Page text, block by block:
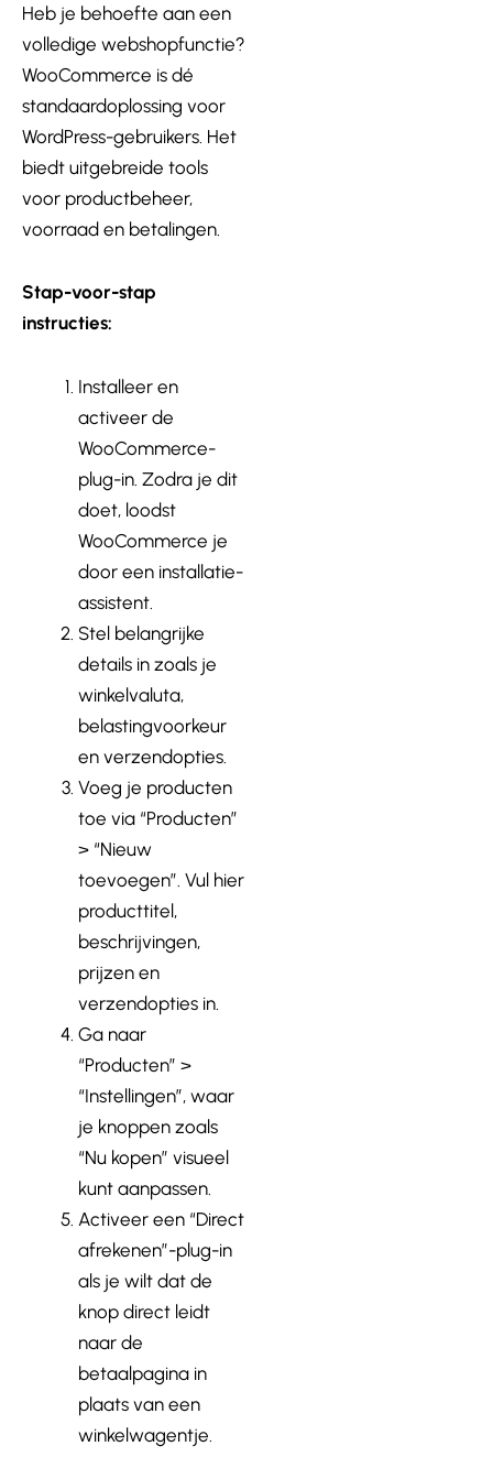
Heb je behoefte aan een
volledige webshopfunctie?
WooCommerce is dé
standaardoplossing voor
WordPress-gebruikers. Het
biedt uitgebreide tools
voor productbeheer,
voorraad en betalingen.
Stap-voor-stap
instructies:
Installeer en
activeer de
WooCommerce-
plug-in. Zodra je dit
doet, loodst
WooCommerce je
door een installatie-
assistent.
Stel belangrijke
details in zoals je
winkelvaluta,
belastingvoorkeur
en verzendopties.
Voeg je producten
toe via “Producten”
> “Nieuw
toevoegen”. Vul hier
producttitel,
beschrijvingen,
prijzen en
verzendopties in.
Ga naar
“Producten” >
“Instellingen”, waar
je knoppen zoals
“Nu kopen” visueel
kunt aanpassen.
Activeer een “Direct
afrekenen”-plug-in
als je wilt dat de
knop direct leidt
naar de
betaalpagina in
plaats van een
winkelwagentje.